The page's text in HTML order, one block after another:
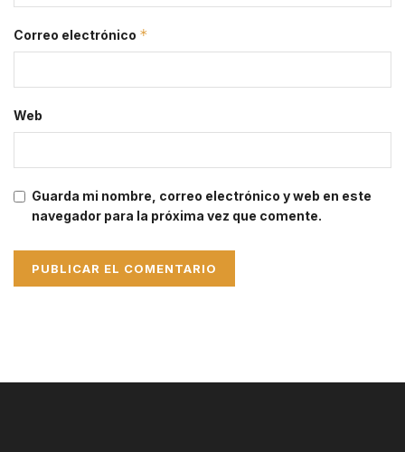
Correo electrónico *
Web
Guarda mi nombre, correo electrónico y web en este
navegador para la próxima vez que comente.